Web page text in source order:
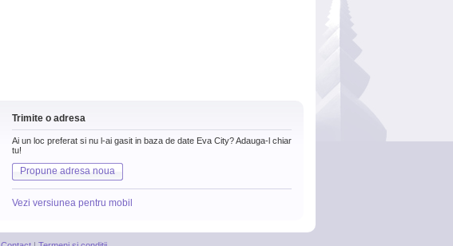
Trimite o adresa
Ai un loc preferat si nu l-ai gasit in baza de date Eva City? Adauga-l chiar
tu!
Propune adresa noua
Vezi versiunea pentru mobil